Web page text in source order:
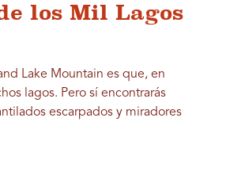
los Mil Lagos
Lake Mountain es que, en
lagos. Pero sí encontrarás
escarpados y miradores